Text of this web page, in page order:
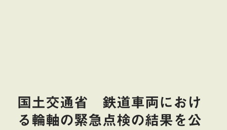
国土交通省 鉄道車両におけ
る輪軸の緊急点検の結果を公